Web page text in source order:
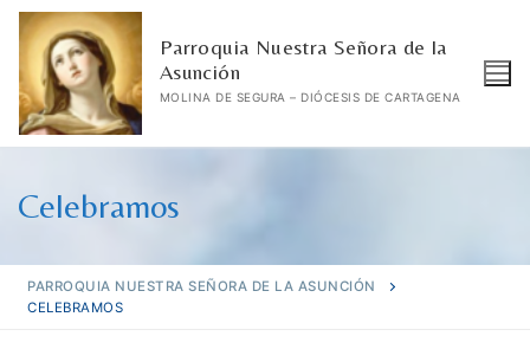
Parroquia Nuestra Señora de la
Asunción
MOLINA DE SEGURA – DIÓCESIS DE CARTAGENA
Celebramos
PARROQUIA NUESTRA SEÑORA DE LA ASUNCIÓN
CELEBRAMOS